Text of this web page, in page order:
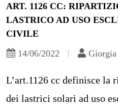
ART. 1126 CC:
LASTRICO AD USO
CIVILE
14/06/2022
Giorgia
L’art.1126 cc definisce la
dei lastrici solari ad uso